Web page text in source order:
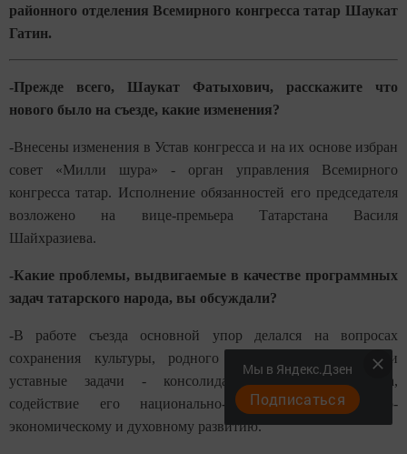
районного отделения Всемирного конгресса татар Шаукат
Гатин.
-Прежде всего, Шаукат Фатыхович, расскажите что
нового было на съезде, какие изменения?
-Внесены изменения в Устав конгресса и на их основе избран
совет «Милли шура» - орган управления Всемирного
конгресса татар. Исполнение обязанностей его председателя
возложено на вице-премьера Татарстана Василя
Шайхразиева.
-Какие проблемы, выдвигаемые в качестве программных
задач татарского народа, вы обсуждали?
-В работе съезда основной упор делался на вопросах
сохранения культуры, родного языка, традиций. Наши
уставные задачи - консолидация татарского народа,
содействие его национально-культурному, социально-
экономическому и духовному развитию.
Мы в Яндекс.Дзен
Подписаться